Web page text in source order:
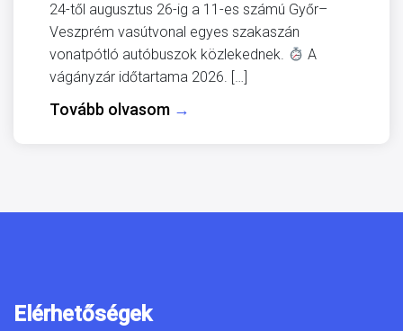
24-től augusztus 26-ig a 11-es számú Győr–
Veszprém vasútvonal egyes szakaszán
vonatpótló autóbuszok közlekednek.
A
vágányzár időtartama 2026. […]
Tovább olvasom →
Elérhetőségek